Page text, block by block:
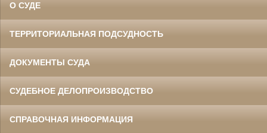
О СУДЕ
ТЕРРИТОРИАЛЬНАЯ ПОДСУДНОСТЬ
ДОКУМЕНТЫ СУДА
СУДЕБНОЕ ДЕЛОПРОИЗВОДСТВО
СПРАВОЧНАЯ ИНФОРМАЦИЯ